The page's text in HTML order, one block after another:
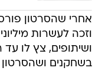
אחרי שהסרטון
וזכה לעשרות
ושיתופים, צץ לו
בשחקנים ושהסרטון